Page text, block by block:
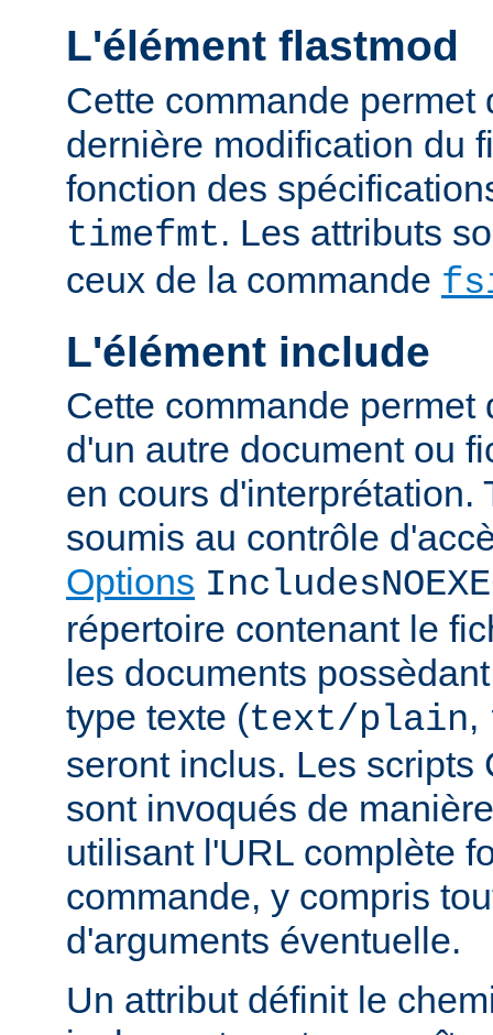
L'élément flastmod
Cette commande permet
dernière modification du
fonction des
timefmt. Les attributs
ceux de la commande
L'élément include
Cette commande permet
d'un autre document ou
en cours d'interprétation.
soumis au contrôle
Options
répertoire contenant le
les documents
type texte (text/plain,
seront inclus. Les scripts
sont invoqués de
utilisant l'URL complète
commande, y compris
d'arguments éventuelle.
Un attribut définit le